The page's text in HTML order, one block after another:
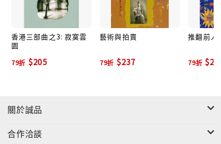
香港三部曲之3: 寂寞雲
園
79折 $205
藝術與拍賣
79折 $237
推翻前人
79折
關於誠品
合作洽談